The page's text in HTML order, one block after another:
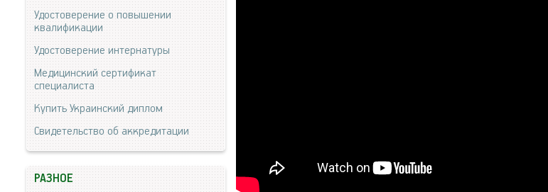
Удостоверение о повышении
квалификации
Удостоверение интернатуры
Медицинский сертификат
специалиста
Купить Украинский диплом
Свидетельство об аккредитации
РАЗНОЕ